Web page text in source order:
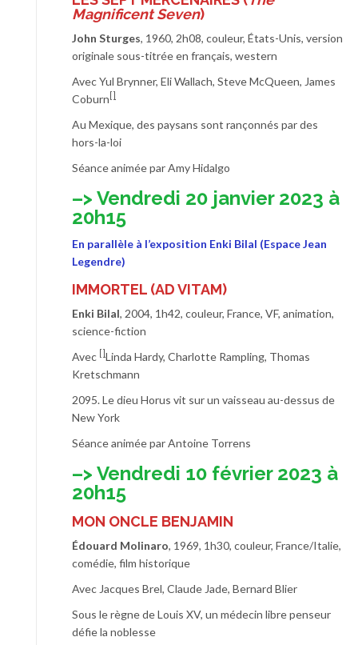
Magnificent Seven)
John Sturges, 1960, 2h08, couleur, États-Unis, version
originale sous-titrée en français, western
Avec Yul Brynner, Eli Wallach, Steve McQueen, James
Coburn
Au Mexique, des paysans sont rançonnés par des
hors-la-loi
Séance animée par Amy Hidalgo
–> Vendredi 20 janvier 2023 à
20h15
En parallèle à l’exposition Enki Bilal (Espace Jean
Legendre)
IMMORTEL (AD VITAM)
Enki Bilal, 2004, 1h42, couleur, France, VF, animation,
science-fiction
Avec
Linda Hardy, Charlotte Rampling, Thomas
Kretschmann
2095. Le dieu Horus vit sur un vaisseau au-dessus de
New York
Séance animée par Antoine Torrens
–> Vendredi 10 février 2023 à
20h15
MON ONCLE BENJAMIN
Édouard Molinaro, 1969, 1h30, couleur, France/Italie,
comédie, film historique
Avec Jacques Brel, Claude Jade, Bernard Blier
Sous le règne de Louis XV, un médecin libre penseur
défie la noblesse